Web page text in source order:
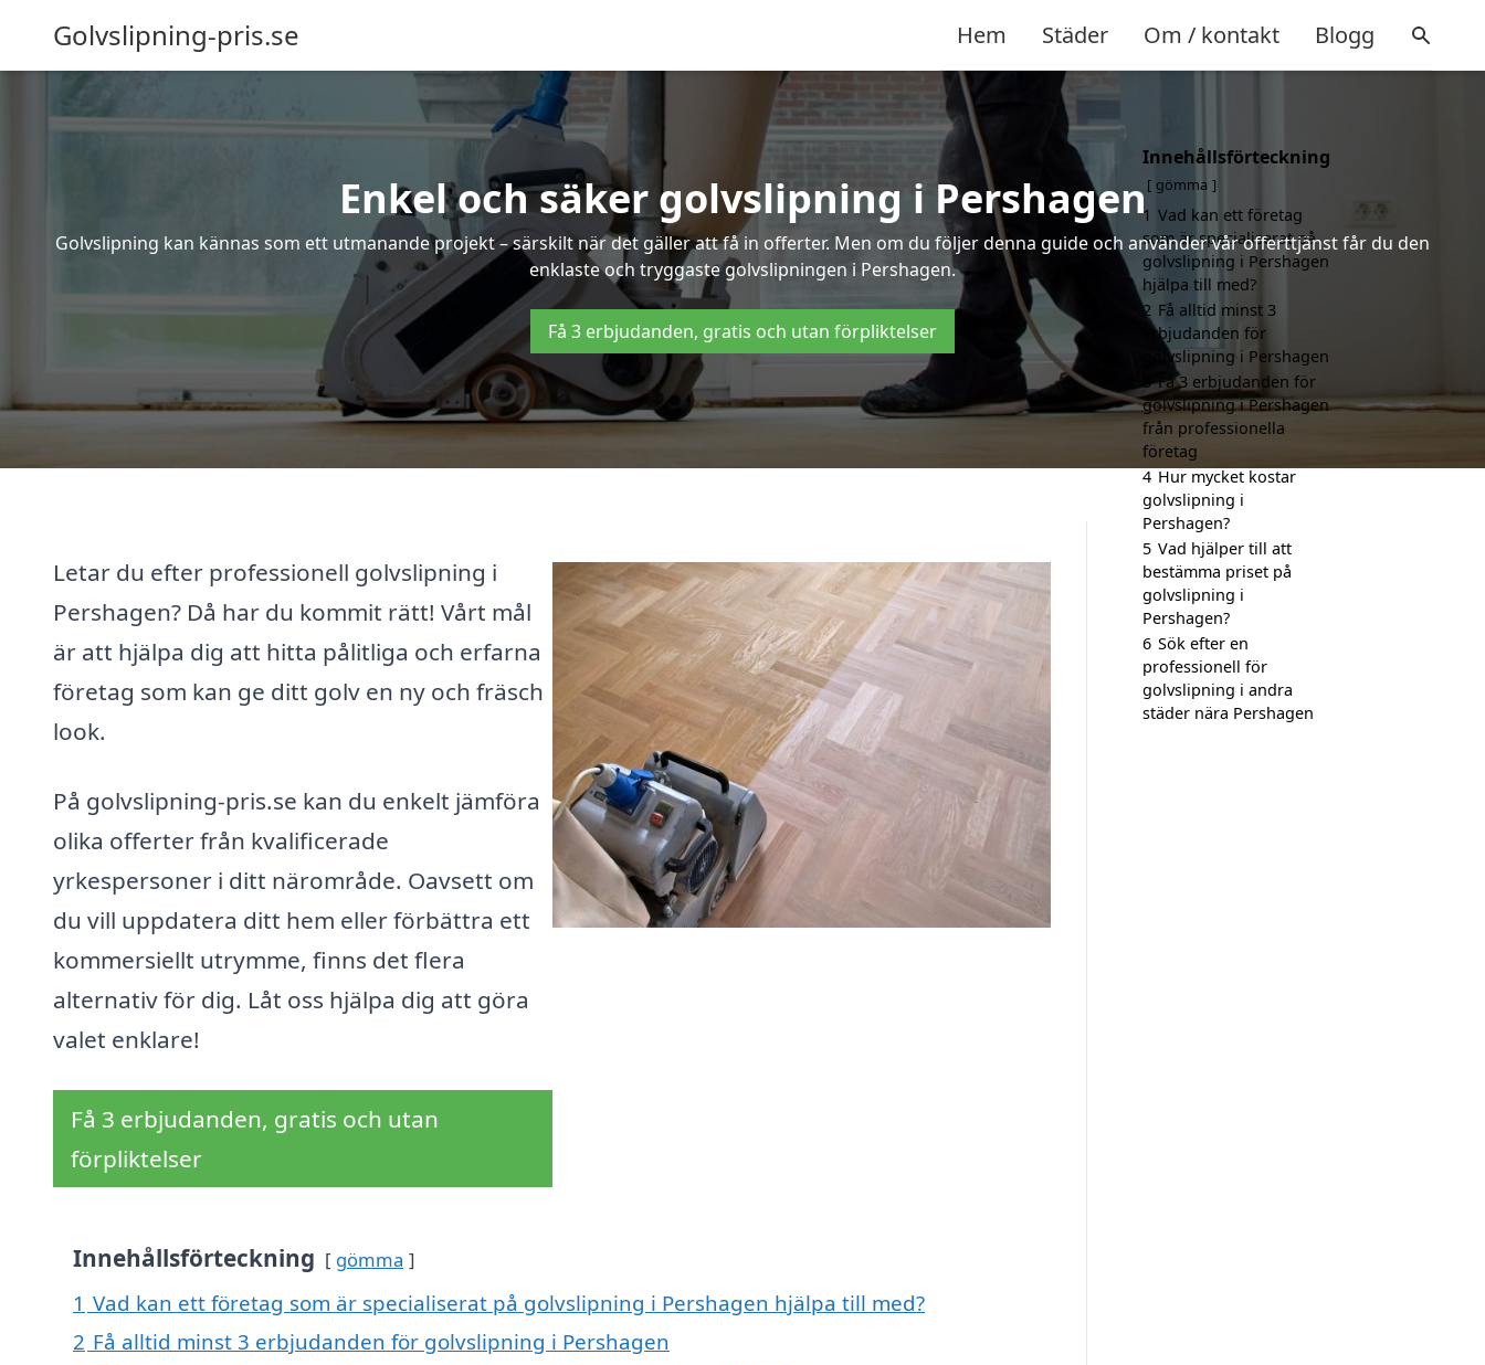
Golvslipning-pris.se Hem Städer Om / kontakt Blogg
Enkel och säker golvslipning i Pershagen
Golvslipning kan kännas som ett utmanande projekt – särskilt när det gäller att få in offerter. Men om du följer denna guide och använder vår offerttjänst får du den
enklaste och tryggaste golvslipningen i Pershagen.
Få 3 erbjudanden, gratis och utan förpliktelser
Letar du efter professionell golvslipning i
Pershagen? Då har du kommit rätt! Vårt mål
är att hjälpa dig att hitta pålitliga och erfarna
företag som kan ge ditt golv en ny och fräsch
look.
På golvslipning-pris.se kan du enkelt jämföra
olika offerter från kvalificerade
yrkespersoner i ditt närområde. Oavsett om
du vill uppdatera ditt hem eller förbättra ett
kommersiellt utrymme, finns det flera
alternativ för dig. Låt oss hjälpa dig att göra
valet enklare!
Få 3 erbjudanden, gratis och utan
förpliktelser
Innehållsförteckning gömma
1 Vad kan ett företag som är specialiserat på golvslipning i Pershagen hjälpa till med?
2 Få alltid minst 3 erbjudanden för golvslipning i Pershagen
Innehållsförteckning
gömma
1 Vad kan ett företag
som är specialiserat på
golvslipning i Pershagen
hjälpa till med?
2 Få alltid minst 3
erbjudanden för
golvslipning i Pershagen
3 Få 3 erbjudanden för
golvslipning i Pershagen
från professionella
företag
4 Hur mycket kostar
golvslipning i
Pershagen?
5 Vad hjälper till att
bestämma priset på
golvslipning i
Pershagen?
6 Sök efter en
professionell för
golvslipning i andra
städer nära Pershagen